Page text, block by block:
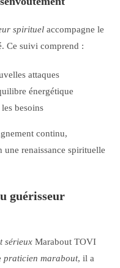
spirituel accompagne le
Ce suivi comprend :
attaques
énergétique
besoins
continu,
renaissance spirituelle
guérisseur
sérieux Marabout TOVI
praticien marabout, il a